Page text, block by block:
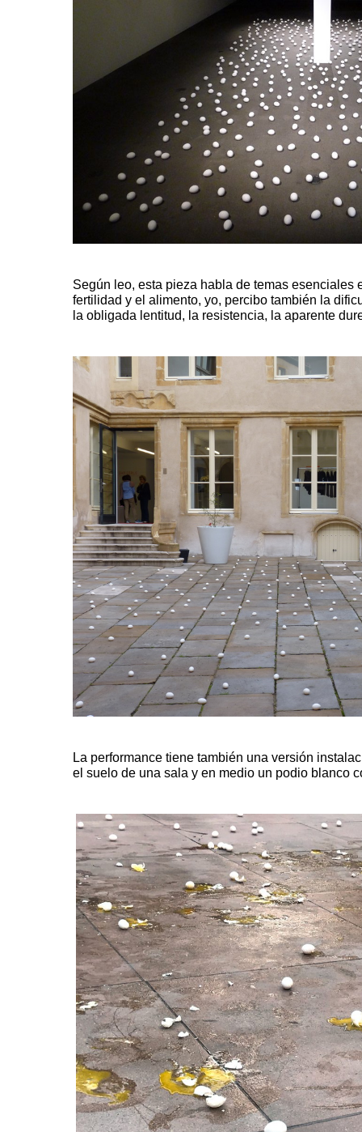
Según leo, esta pieza habla de temas esenciales
fertilidad y el alimento, yo, percibo también la
la obligada lentitud, la resistencia, la aparente
La performance tiene también una versión
el suelo de una sala y en medio un podio blanco